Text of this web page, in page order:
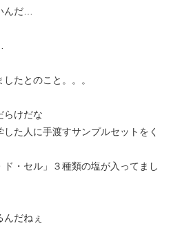
んだ…
たとのこと。。。
らけだな
た人に手渡すサンプルセットをく
ド・セル」３種類の塩が入ってまし
だねぇ